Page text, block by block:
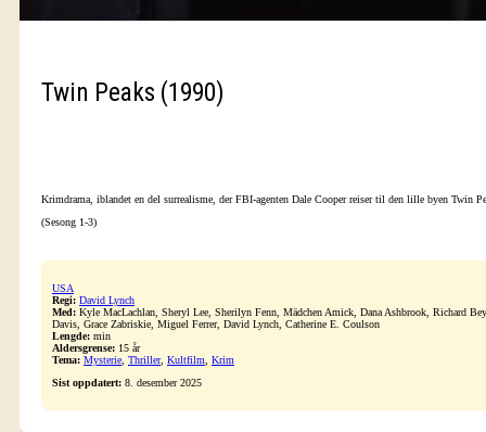
Twin Peaks (1990)
Krimdrama, iblandet en del surrealisme, der FBI-agenten Dale Cooper reiser til den lille byen Twin
(Sesong 1-3)
USA
Regi: David Lynch
Med: Kyle MacLachlan, Sheryl Lee, Sherilyn Fenn, Mädchen Amick, Dana Ashbrook, Richard
Davis, Grace Zabriskie, Miguel Ferrer, David Lynch, Catherine E. Coulson
Lengde: min
Aldersgrense: 15 år
Tema: Mysterie Thriller, Kultfilm
Krim
Sist oppdatert: 8. desember 2025